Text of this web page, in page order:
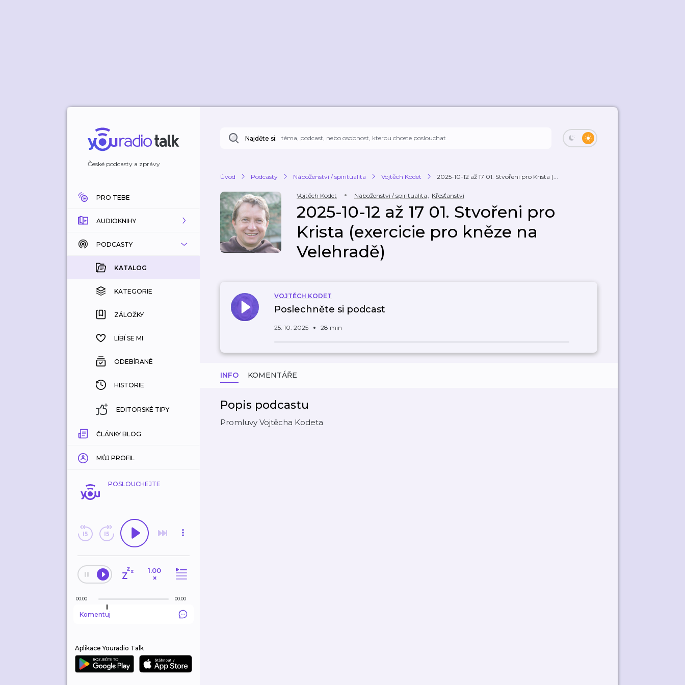
České podcasty a zprávy
PRO TEBE
AUDIOKNIHY
KATALOG
KOUPENÉ
KATEGORIE
ZÁLOŽKY
HISTORIE
PODCASTY
KATALOG
KATEGORIE
ZÁLOŽKY
LÍBÍ SE MI
ODEBÍRANÉ
HISTORIE
EDITORSKÉ TIPY
ČLÁNKY BLOG
MŮJ PROFIL
POSLOUCHEJTE
1.00
×
00:00 00:00
Komentuj
Aplikace Youradio Talk
Najděte si:
Úvod Podcasty Náboženství / spiritualita Vojtěch Kodet 2025-10-12 až 17 01. Stvořeni pro Krista (...
Vojtěch Kodet Náboženství / spiritualita, Křesťanství
2025-10-12 až 17 01. Stvořeni pro
Krista (exercicie pro kněze na
Velehradě)
VOJTĚCH KODET
Poslechněte si podcast
25. 10. 2025 28 min
INFO KOMENTÁŘE
Popis podcastu
Promluvy Vojtěcha Kodeta